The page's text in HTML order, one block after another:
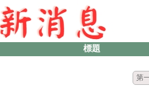
標題
第